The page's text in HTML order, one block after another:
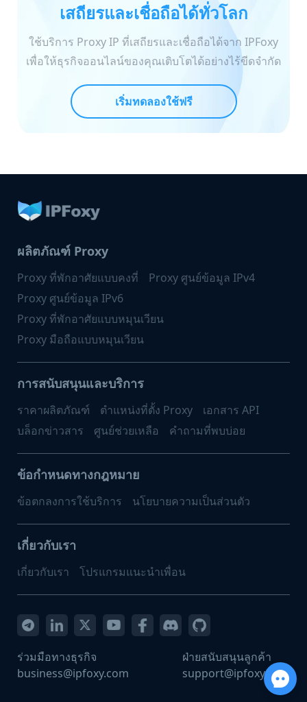
เสถียรและเชื่อถือได้ทั่วโลก
ใช้บริการ Proxy IP ที่เสถียรและเชื่อถือได้จาก IPFoxy
เพื่อให้ธุรกิจออนไลน์ของคุณเติบโตได้อย่างไร้ขีดจำกัด
เริ่มทดลองใช้ฟรี
ผลิตภัณฑ์ Proxy
Proxy ที่พักอาศัยแบบคงที่
Proxy ศูนย์ข้อมูล IPv4
Proxy ศูนย์ข้อมูล IPv6
Proxy ที่พักอาศัยแบบหมุนเวียน
Proxy มือถือแบบหมุนเวียน
การสนับสนุนและบริการ
ราคาผลิตภัณฑ์ ตำแหน่งที่ตั้ง Proxy
เอกสาร API
บล็อกข่าวสาร
ศูนย์ช่วยเหลือ คำถามที่พบบ่อย
ข้อกำหนดทางกฎหมาย
ข้อตกลงการใช้บริการ นโยบายความเป็นส่วนตัว
เกี่ยวกับเรา
เกี่ยวกับเรา โปรแกรมแนะนำเพื่อน
ร่วมมือทางธุรกิจ
business@ipfoxy.com
ฝ่ายสนับสนุนลูกค้า
support@ipfoxy.com